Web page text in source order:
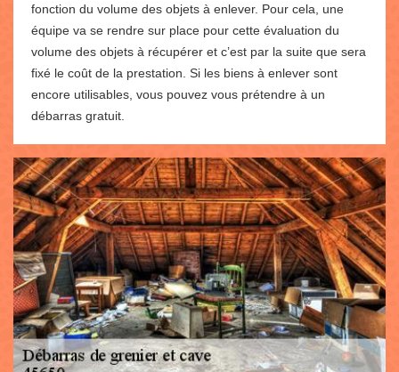
fonction du volume des objets à enlever. Pour cela, une
équipe va se rendre sur place pour cette évaluation du
volume des objets à récupérer et c’est par la suite que sera
fixé le coût de la prestation. Si les biens à enlever sont
encore utilisables, vous pouvez vous prétendre à un
débarras gratuit.